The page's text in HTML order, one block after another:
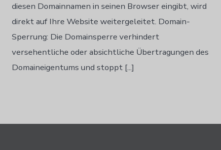
diesen Domainnamen in seinen Browser eingibt, wird
direkt auf Ihre Website weitergeleitet. Domain-
Sperrung: Die Domainsperre verhindert
versehentliche oder absichtliche Übertragungen des
Domaineigentums und stoppt [...]
한국어
Norsk bokmål
Polski
Português